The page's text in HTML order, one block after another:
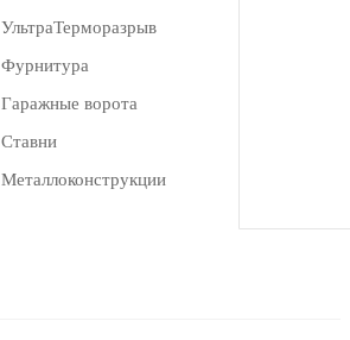
УльтраТерморазрыв
Фурнитура
Гаражные ворота
Ставни
Металлоконструкции